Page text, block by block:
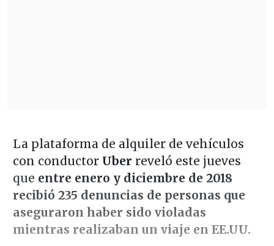
La plataforma de alquiler de vehículos
con conductor Uber reveló este jueves
que entre enero y diciembre de 2018
recibió 235 denuncias de personas que
aseguraron haber sido violadas
mientras realizaban un viaje en EE.UU.